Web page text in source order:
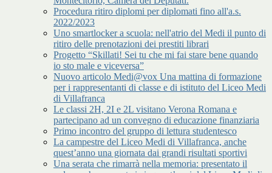
Procedura ritiro diplomi per diplomati fino all'a.s.
2022/2023
Uno smartlocker a scuola: nell'atrio del Medi il punto di
ritiro delle prenotazioni dei prestiti librari
Progetto “Skillati! Sei tu che mi fai stare bene quando
io sto male e viceversa”
Nuovo articolo Medi@vox Una mattina di formazione
per i rappresentanti di classe e di istituto del Liceo Medi
di Villafranca
Le classi 2H, 2I e 2L visitano Verona Romana e
partecipano ad un convegno di educazione finanziaria
Primo incontro del gruppo di lettura studentesco
La campestre del Liceo Medi di Villafranca, anche
quest’anno una giornata dai grandi risultati sportivi
Una serata che rimarrà nella memoria: presentato il